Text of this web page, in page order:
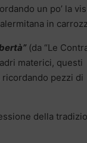
un po’ la
in
(da “Le
materici, questi
pezzi di
della